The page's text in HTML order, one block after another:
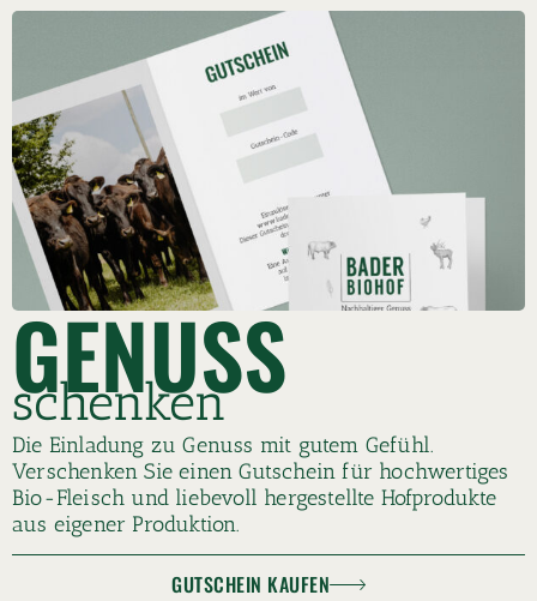
GENUSS
schenken
Die Einladung zu Genuss mit gutem Gefühl.
Verschenken Sie einen Gutschein für hochwertiges
Bio-Fleisch und liebevoll hergestellte Hofprodukte
aus eigener Produktion.
GUTSCHEIN KAUFEN